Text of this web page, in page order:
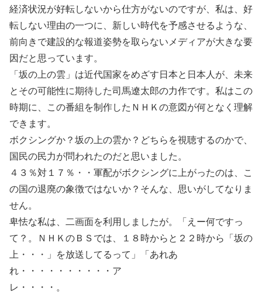
経済状況が好転しないから仕方がないのですが、私は、好
転しない理由の一つに、新しい時代を予感させるような、
前向きで建設的な報道姿勢を取らないメディアが大きな要
因だと思っています。
「坂の上の雲」は近代国家をめざす日本と日本人が、未来
とその可能性に期待した司馬遼太郎の力作です。私はこの
時期に、この番組を制作したＮＨＫの意図が何となく理解
できます。
ボクシングか？坂の上の雲か？どちらを視聴するのかで、
国民の民力が問われたのだと思いました。
４３％対１７％・・軍配がボクシングに上がったのは、こ
の国の退廃の象徴ではないか？そんな、思いがしてなりま
せん。
卑怯な私は、二画面を利用しましたが。「えー何ですっ
て？。ＮＨＫのＢＳでは、１８時からと２２時から「坂の
上・・・」を放送してるって」「あれあ
れ・・・・・・・・・・ア
レ・・・・。